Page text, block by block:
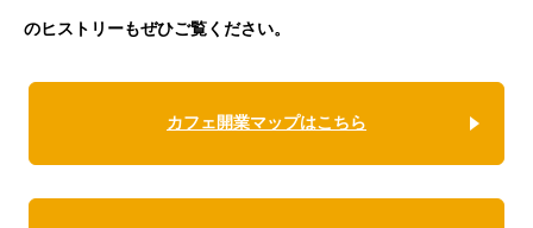
のヒストリーもぜひご覧ください。
カフェ開業マップはこちら